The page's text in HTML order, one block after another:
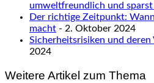
umweltfreundlich und sparst
Der richtige Zeitpunkt:
macht - 2. Oktober 2024
Sicherheitsrisiken und deren
2024
Weitere Artikel zum Thema